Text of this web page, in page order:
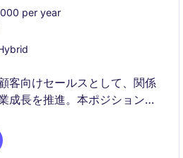
per year
客向けセールスとして、関係
成長を推進。本ポジションで
拡販を担当します。さらに、
生したグローバル企業にて、営